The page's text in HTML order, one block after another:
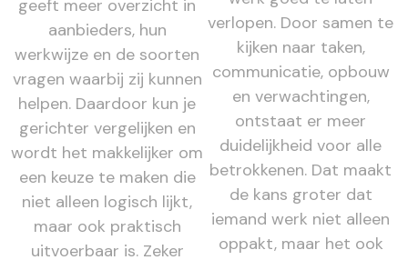
geeft meer overzicht in
aanbieders, hun
werkwijze en de soorten
vragen waarbij zij kunnen
helpen. Daardoor kun je
gerichter vergelijken en
wordt het makkelijker om
een keuze te maken die
niet alleen logisch lijkt,
maar ook praktisch
uitvoerbaar is. Zeker
verlopen. Door samen te
kijken naar taken,
communicatie, opbouw
en verwachtingen,
ontstaat er meer
duidelijkheid voor alle
betrokkenen. Dat maakt
de kans groter dat
iemand werk niet alleen
oppakt, maar het ook